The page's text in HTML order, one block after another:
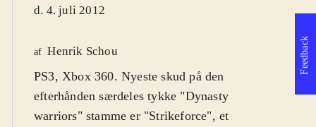
d. 4. juli 2012
af Henrik Schou
PS3, Xbox 360. Nyeste skud på den
efterhånden særdeles tykke "Dynasty
warriors" stamme er "Strikeforce", et
Feedback